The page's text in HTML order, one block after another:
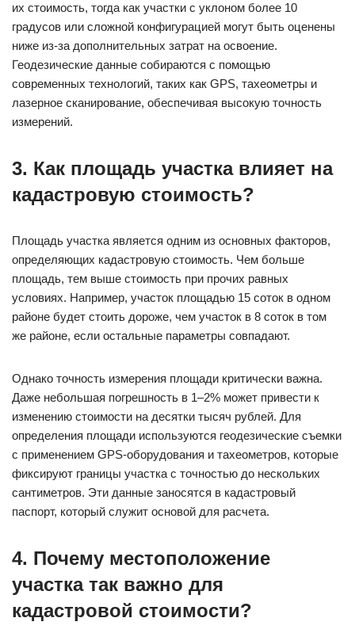
их стоимость, тогда как участки с уклоном более 10
градусов или сложной конфигурацией могут быть оценены
ниже из-за дополнительных затрат на освоение.
Геодезические данные собираются с помощью
современных технологий, таких как GPS, тахеометры и
лазерное сканирование, обеспечивая высокую точность
измерений.
3. Как площадь участка влияет на
кадастровую стоимость?
Площадь участка является одним из основных факторов,
определяющих кадастровую стоимость. Чем больше
площадь, тем выше стоимость при прочих равных
условиях. Например, участок площадью 15 соток в одном
районе будет стоить дороже, чем участок в 8 соток в том
же районе, если остальные параметры совпадают.
Однако точность измерения площади критически важна.
Даже небольшая погрешность в 1–2% может привести к
изменению стоимости на десятки тысяч рублей. Для
определения площади используются геодезические съемки
с применением GPS-оборудования и тахеометров, которые
фиксируют границы участка с точностью до нескольких
сантиметров. Эти данные заносятся в кадастровый
паспорт, который служит основой для расчета.
4. Почему местоположение
участка так важно для
кадастровой стоимости?